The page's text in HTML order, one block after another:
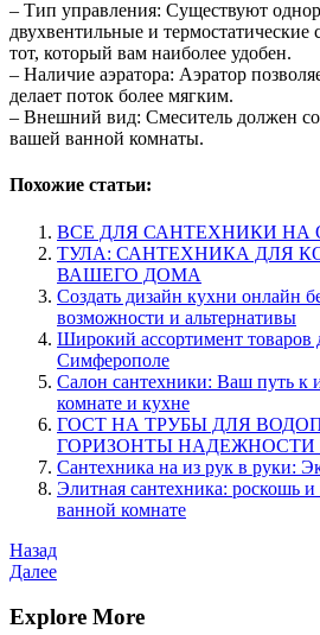
– Тип управления: Существуют
двухвентильные и
тот, который вам наиболее удобен.
– Наличие аэратора: Аэратор
делает поток более мягким.
– Внешний вид: Смеситель должен
вашей ванной комнаты.
Похожие статьи:
ВСЕ ДЛЯ САНТЕХНИКИ НА
ТУЛА: САНТЕХНИКА ДЛЯ
ВАШЕГО ДОМА
Создать дизайн кухни онлайн
возможности и альтернативы
Широкий ассортимент товаров
Симферополе
Салон сантехники: Ваш путь к
комнате и кухне
ГОСТ НА ТРУБЫ ДЛЯ
ГОРИЗОНТЫ НАДЕЖНОСТИ
Сантехника на из рук в руки:
Элитная сантехника: роскошь
ванной комнате
Навигация
по
записям
Предыдущая
запись
Назад
Следующая
Далее
Explore More